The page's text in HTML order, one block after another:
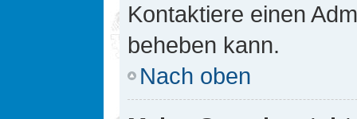
Kontaktiere einen
beheben kann.
Nach oben